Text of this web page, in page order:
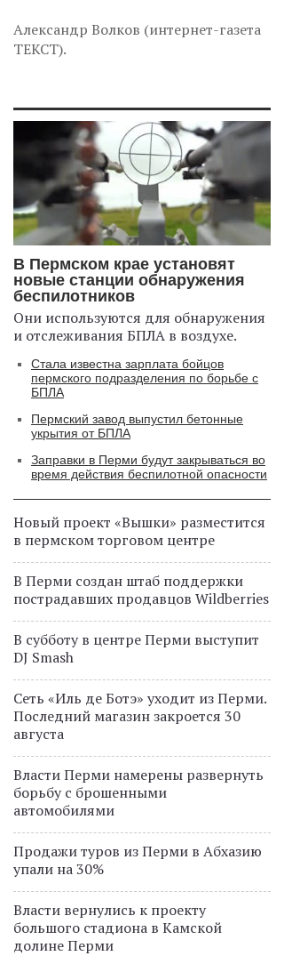
Александр Волков (интернет-газета
ТЕКСТ).
В Пермском крае установят
новые станции обнаружения
беспилотников
Они используются для обнаружения
и отслеживания БПЛА в воздухе.
Стала известна зарплата бойцов
пермского подразделения по борьбе с
БПЛА
Пермский завод выпустил бетонные
укрытия от БПЛА
Заправки в Перми будут закрываться во
время действия беспилотной опасности
Новый проект «Вышки» разместится
в пермском торговом центре
В Перми создан штаб поддержки
пострадавших продавцов Wildberries
В субботу в центре Перми выступит
DJ Smash
Сеть «Иль де Ботэ» уходит из Перми.
Последний магазин закроется 30
августа
Власти Перми намерены развернуть
борьбу с брошенными
автомобилями
Продажи туров из Перми в Абхазию
упали на 30%
Власти вернулись к проекту
большого стадиона в Камской
долине Перми